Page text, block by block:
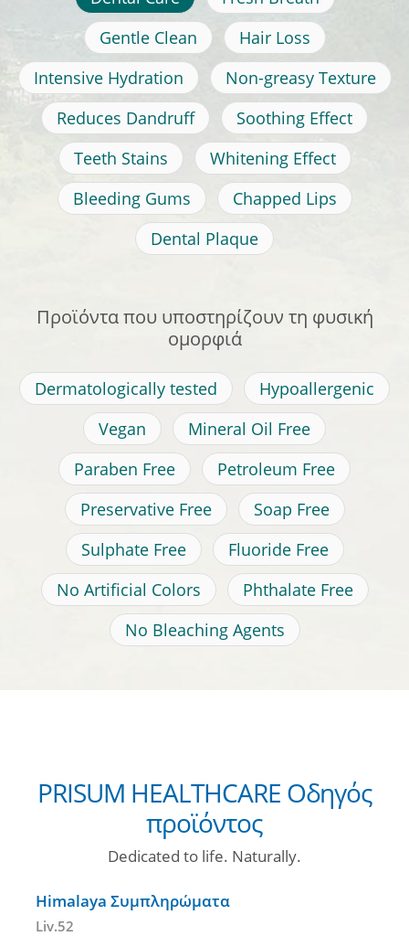
Gentle Clean
Hair Loss
Intensive Hydration
Non-greasy Texture
Reduces Dandruff
Soothing Effect
Teeth Stains
Whitening Effect
Bleeding Gums
Chapped Lips
Dental Plaque
Προϊόντα που υποστηρίζουν τη φυσική
ομορφιά
Dermatologically tested
Hypoallergenic
Vegan
Mineral Oil Free
Paraben Free
Petroleum Free
Preservative Free
Soap Free
Sulphate Free
Fluoride Free
No Artificial Colors
Phthalate Free
No Bleaching Agents
PRISUM HEALTHCARE Οδηγός
προϊόντος
Dedicated to life. Naturally.
Himalaya Συμπληρώματα
Liv.52